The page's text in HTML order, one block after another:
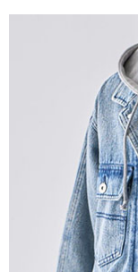
消。如遇「轉專審核」
1.分期款項不併入電信
2.透過簡訊連結打開帳
帳／街口支付／iPASS
【注意事項】
1.本服務係由「台灣大
用戶於交易時，得透過
買賣價金債權讓與本公
2.基於同意付款使用「
資料（包含姓名、電話
由本公司與您本人進行
3.完整用戶服務條款，
１．簡單：不需註冊會
２．便利：只要手機號
３．安心：先確認商品
【「AFTEE先享後付」
１．於結帳方式選擇「
結帳頁面，進行簡訊認
２．訂單成立數日內，
３．收到繳費通知簡訊
ATM／網路銀行／等多
※ 請注意：結帳手續完
購買商品的店家。未經
後付繳納相關費用。
※ 交易是否成功請以「
是否繳費成功／繳費後
客戶支援中心」https://
每筆NT$60，滿
每筆NT$60，滿
萊爾富取貨付款
每筆NT$60，滿
萊爾富純取貨
每筆NT$60，滿